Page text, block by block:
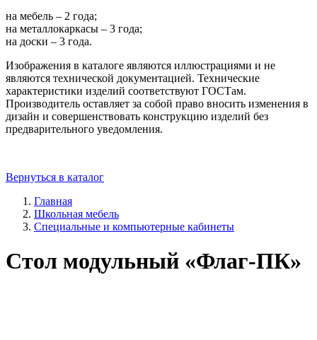
на мебель – 2 года;
на металлокаркасы – 3 года;
на доски – 3 года.
Изображения в каталоге являются иллюстрациями и не
являются технической документацией. Технические
характеристики изделий соответствуют ГОСТам.
Производитель оставляет за собой право вносить изменения в
дизайн и совершенствовать конструкцию изделий без
предварительного уведомления.
Вернуться в каталог
Главная
Школьная мебель
Специальные и компьютерные кабинеты
Стол модульный «Флаг-ПК»